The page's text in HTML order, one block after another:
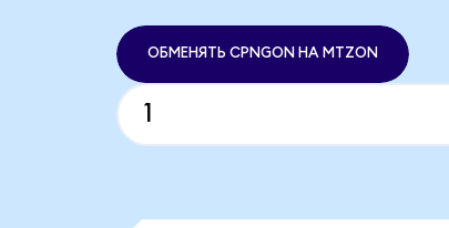
ОБМЕНЯТЬ CPNGON НА MTZON